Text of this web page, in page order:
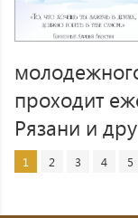
проходит
Рязани и
1 2 3 4 5